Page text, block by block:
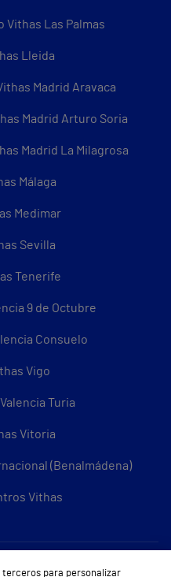
Vithas Las Palmas
Lleida
Madrid Aravaca
Madrid Arturo Soria
Madrid La Milagrosa
Málaga
Medimar
Sevilla
Tenerife
9 de Octubre
Consuelo
Vigo
Turia
Vitoria
(Benalmádena)
Vithas
terceros para personalizar